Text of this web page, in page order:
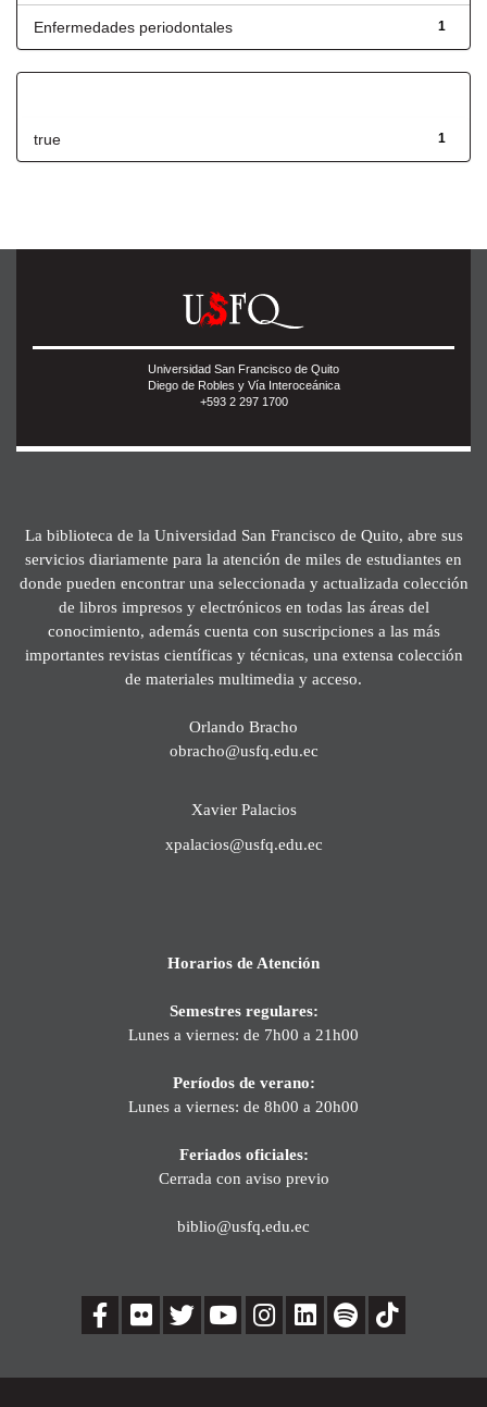
1
Enfermedades periodontales
1
true
Universidad San Francisco de Quito
Diego de Robles y Vía Interoceánica
+593 2 297 1700
La biblioteca de la Universidad San Francisco de Quito, abre sus
servicios diariamente para la atención de miles de estudiantes en
donde pueden encontrar una seleccionada y actualizada colección
de libros impresos y electrónicos en todas las áreas del
conocimiento, además cuenta con suscripciones a las más
importantes revistas científicas y técnicas, una extensa colección
de materiales multimedia y acceso.
Orlando Bracho
obracho@usfq.edu.ec
Xavier Palacios
xpalacios@usfq.edu.ec
Horarios de Atención
Semestres regulares:
Lunes a viernes: de 7h00 a 21h00
Períodos de verano:
Lunes a viernes: de 8h00 a 20h00
Feriados oficiales:
Cerrada con aviso previo
biblio@usfq.edu.ec